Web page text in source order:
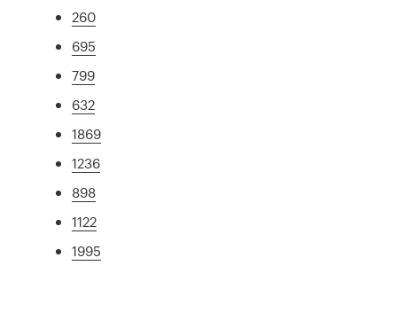
260
695
799
632
1869
1236
898
1122
1995